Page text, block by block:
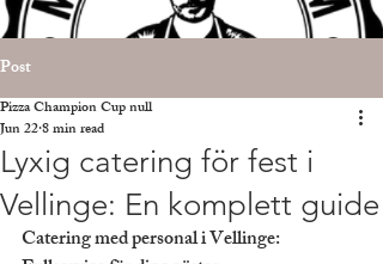
Post
Lyxig catering för fest i
Vellinge: En komplett guide
Pizza Champion Cup null
Jun 228 min read
Catering med personal i Vellinge: